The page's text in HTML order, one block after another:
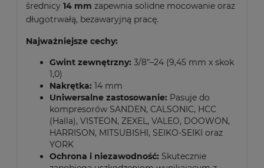
średnicy 14 mm zapewnia solidne mocowanie oraz
długotrwałą, bezawaryjną pracę.
Najważniejsze cechy:
Gwint zewnętrzny: 3/8"–24 (9,45 mm x skok
1,0)
Nakrętka: 14 mm
Uniwersalne zastosowanie: Pasuje do
kompresorów SANDEN, CALSONIC, HCC
(Halla), VISTEON, ZEXEL, VALEO, DOOWON,
HARRISON, MITSUBISHI, SEIKO-SEIKI oraz
YORK
Ochrona i niezawodność: Skutecznie